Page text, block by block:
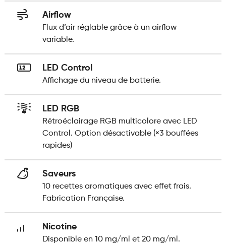
Airflow
Flux d’air réglable grâce à un airflow
variable.
LED Control
Affichage du niveau de batterie.
LED RGB
Rétroéclairage RGB multicolore avec LED
Control. Option désactivable (×3 bouffées
rapides)
Saveurs
10 recettes aromatiques avec effet frais.
Fabrication Française.
Nicotine
Disponible en 10 mg/ml et 20 mg/ml.